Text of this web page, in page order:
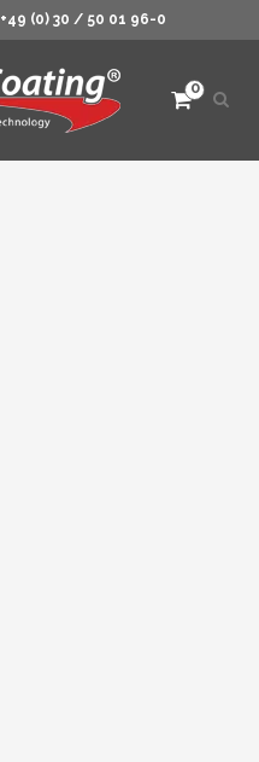
+49 (0) 30 / 50 01 96-0
0